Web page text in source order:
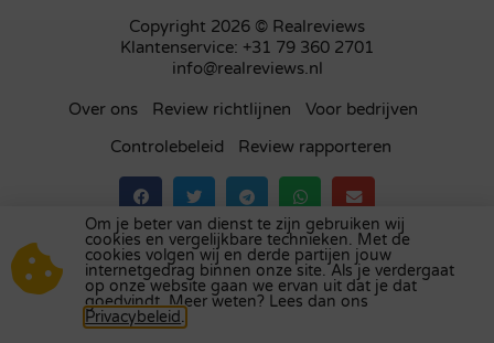
Copyright 2026 © Realreviews
Klantenservice: +31 79 360 2701
info@realreviews.nl
Over ons Review richtlijnen
Voor bedrijven
Controlebeleid
Review rapporteren
Bezoek ons review platform inhet Verenigd
Koninkrijk,Frankrijk,Duitsland ,België,Spanje,
Italië
,Portugal,Polen,Denemarken ,Finland
Zweden.
Om je beter van dienst te zijn gebruiken wij
cookies en vergelijkbare technieken. Met de
cookies volgen wij en derde partijen jouw
internetgedrag binnen onze site. Als je verdergaat
op onze website gaan we ervan uit dat je dat
goedvindt. Meer weten? Lees dan ons
Privacybeleid.